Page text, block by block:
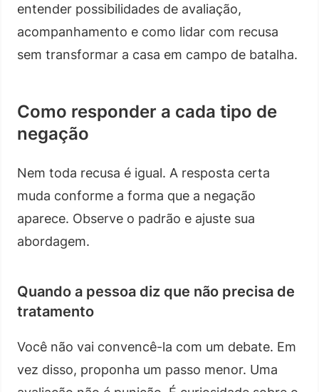
entender possibilidades de avaliação,
acompanhamento e como lidar com recusa
sem transformar a casa em campo de batalha.
Como responder a cada tipo de
negação
Nem toda recusa é igual. A resposta certa
muda conforme a forma que a negação
aparece. Observe o padrão e ajuste sua
abordagem.
Quando a pessoa diz que não precisa de
tratamento
Você não vai convencê-la com um debate. Em
vez disso, proponha um passo menor. Uma